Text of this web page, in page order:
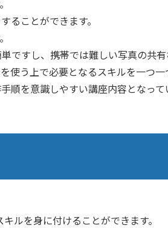
ることができます。
すし、携帯では難しい写真の共有
う上で必要となるスキルを一つ一
を意識しやすい講座内容となって
ルを身に付けることができます。